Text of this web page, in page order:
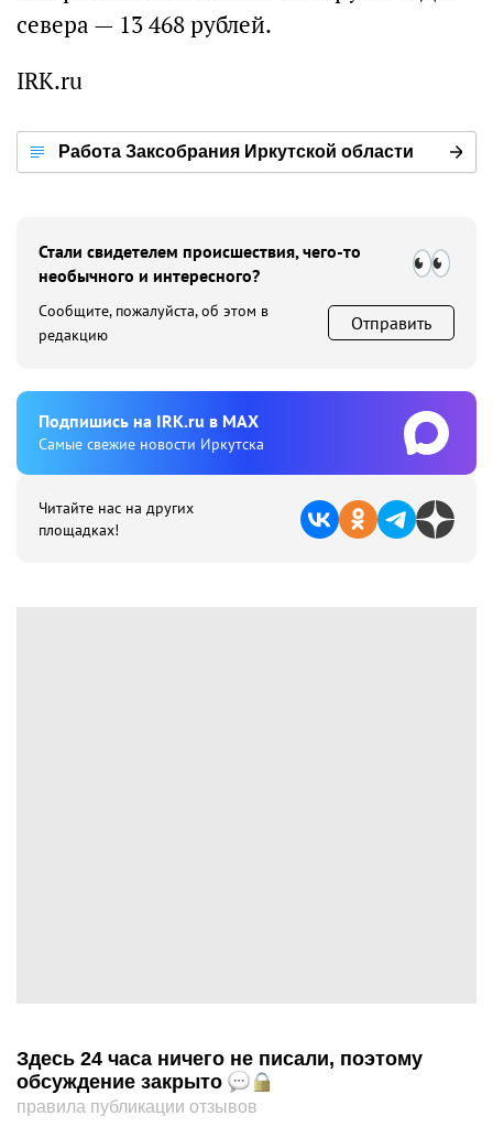
севера — 13 468 рублей.
IRK.ru
Работа Заксобрания Иркутской области
Стали свидетелем происшествия, чего-то
необычного и интересного?
Сообщите, пожалуйста, об этом в
редакцию
Отправить
Подпишиcь на IRK.ru в MAX
Cамые свежие новости Иркутска
Читайте нас на других
площадках!
Здесь 24 часа ничего не писали, поэтому
обсуждение закрыто
правила публикации отзывов